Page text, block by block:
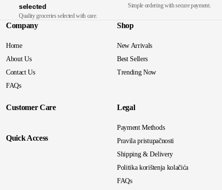
selected
Quality groceries selected with care.
Simple ordering with secure payment.
Company
Home
About Us
Contact Us
FAQs
Shop
New Arrivals
Best Sellers
Trending Now
Customer Care
Quick Access
Legal
Payment Methods
Pravila pristupačnosti
Shipping & Delivery
Politika korištenja kolačića
FAQs